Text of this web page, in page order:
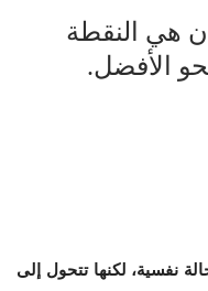
هي النقطة
الأفضل.
نفسية، لكنها تتحول إلى